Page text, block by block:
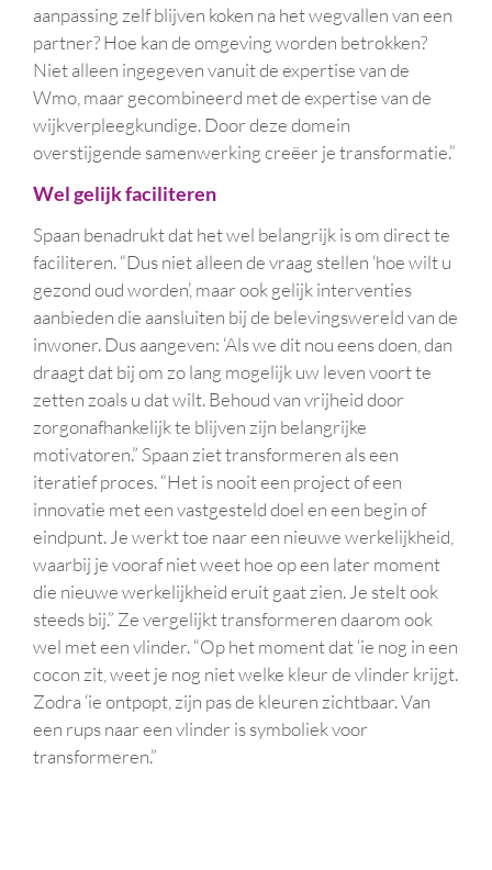
aanpassing zelf blijven koken na het wegvallen van een
partner? Hoe kan de omgeving worden betrokken?
Niet alleen ingegeven vanuit de expertise van de
Wmo, maar gecombineerd met de expertise van de
wijkverpleegkundige. Door deze domein
overstijgende samenwerking creëer je transformatie.”
Wel gelijk faciliteren
Spaan benadrukt dat het wel belangrijk is om direct te
faciliteren. “Dus niet alleen de vraag stellen ‘hoe wilt u
gezond oud worden’, maar ook gelijk interventies
aanbieden die aansluiten bij de belevingswereld van de
inwoner. Dus aangeven: ‘Als we dit nou eens doen, dan
draagt dat bij om zo lang mogelijk uw leven voort te
zetten zoals u dat wilt. Behoud van vrijheid door
zorgonafhankelijk te blijven zijn belangrijke
motivatoren.” Spaan ziet transformeren als een
iteratief proces. “Het is nooit een project of een
innovatie met een vastgesteld doel en een begin of
eindpunt. Je werkt toe naar een nieuwe werkelijkheid,
waarbij je vooraf niet weet hoe op een later moment
die nieuwe werkelijkheid eruit gaat zien. Je stelt ook
steeds bij.” Ze vergelijkt transformeren daarom ook
wel met een vlinder. “Op het moment dat ‘ie nog in een
cocon zit, weet je nog niet welke kleur de vlinder krijgt.
Zodra ‘ie ontpopt, zijn pas de kleuren zichtbaar. Van
een rups naar een vlinder is symboliek voor
transformeren.”